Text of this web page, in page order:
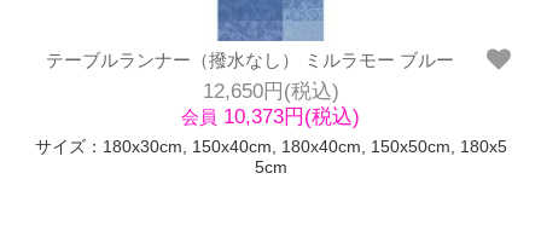
テーブルランナー（撥水なし） ミルラモー ブルー
12,650円(税込)
会員 10,373円(税込)
サイズ：180x30cm, 150x40cm, 180x40cm, 150x50cm, 180x5
5cm